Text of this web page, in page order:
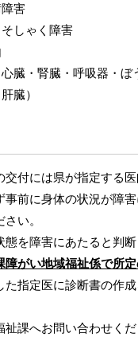
害
しゃく障害
臓・腎臓・呼吸器・ぼ
臓）
交付には県が指定する
事前に身体の状況が障
い。
を障害にあたると判断
障がい地域福祉係で所
た指定医に診断書の作
課へお問い合わせくだ